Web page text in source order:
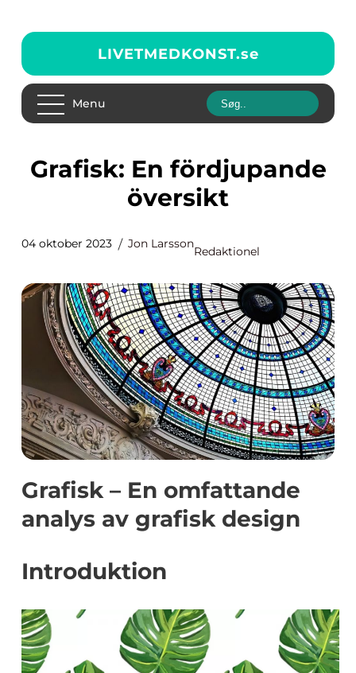
LIVETMEDKONST.se
Menu
Grafisk: En fördjupande
översikt
04 oktober 2023 Jon Larsson
Redaktionel
Grafisk – En omfattande
analys av grafisk design
Introduktion